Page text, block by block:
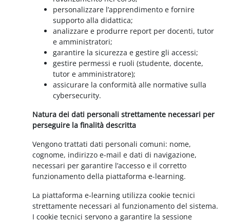
personalizzare l’apprendimento e fornire
supporto alla didattica;
analizzare e produrre report per docenti, tutor
e amministratori;
garantire la sicurezza e gestire gli accessi;
gestire permessi e ruoli (studente, docente,
tutor e amministratore);
assicurare la conformità alle normative sulla
cybersecurity.
Natura dei dati personali strettamente necessari per
perseguire la finalità descritta
Vengono trattati dati personali comuni: nome,
cognome, indirizzo e-mail e dati di navigazione,
necessari per garantire l’accesso e il corretto
funzionamento della piattaforma e-learning.
La piattaforma e-learning utilizza cookie tecnici
strettamente necessari al funzionamento del sistema.
I cookie tecnici servono a garantire la sessione